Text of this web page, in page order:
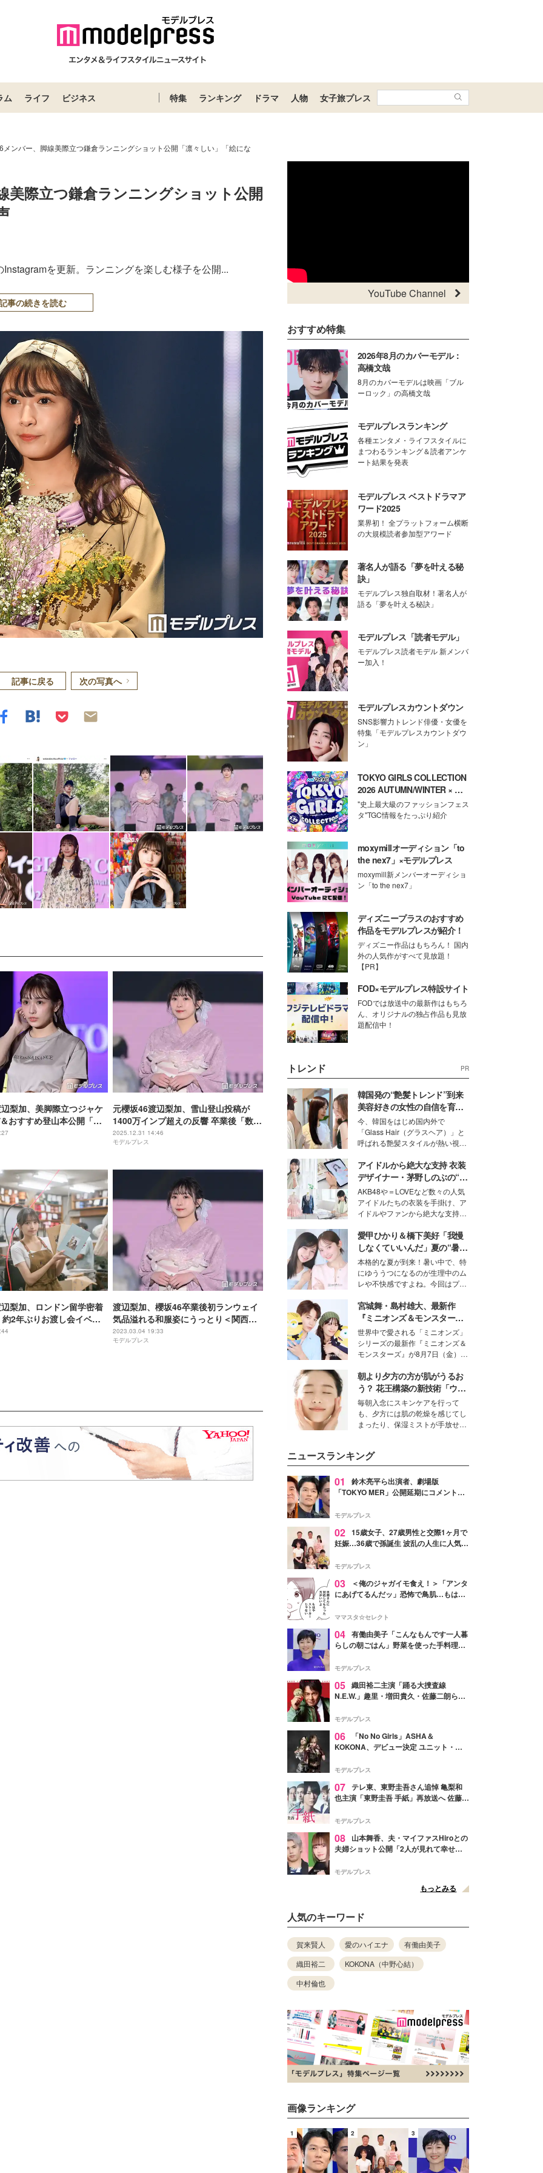
ム ライフ ビジネス 特集 ランキング ドラマ 人物 女子旅プレス
メンバー、脚線美際立つ鎌倉ランニングショット公開「凛々しい」「絵にな
美際立つ鎌倉ランニングショット公開
を更新。ランニングを楽しむ様子を公開...
事の続きを読む
記事に戻る 次の写真へ
梨加、美脚際立つジャケ
おすすめ登山本公開「才
美女」「横顔に見惚れ
元櫻坂46渡辺梨加、雪山登山投稿が
1400万インプ超えの反響 卒業後「数年
間考えていた」思いも話題に
2025.12.31 14:46
モデルプレス
梨加、ロンドン留学密着
2年ぶりお渡し会イベン
LOVELY DAYS IN
渡辺梨加、櫻坂46卒業後初ランウェイ
気品溢れる和服姿にうっとり＜関西コ
レクション 2023 S／S＞
2023.03.04 19:33
モデルプレス
YouTube Channel
おすすめ特集
2026年8月のカバーモデル：
高橋文哉
8月のカバーモデルは映画「ブル
ーロック」の高橋文哉
モデルプレスランキング
各種エンタメ・ライフスタイルに
まつわるランキング＆読者アンケ
ート結果を発表
モデルプレス ベストドラマア
ワード2025
業界初！ 全プラットフォーム横断
の大規模読者参加型アワード
著名人が語る「夢を叶える秘
訣」
モデルプレス独自取材！著名人が
語る「夢を叶える秘訣」
モデルプレス「読者モデル」
モデルプレス読者モデル 新メンバ
ー加入！
モデルプレスカウントダウン
SNS影響力トレンド俳優・女優を
特集「モデルプレスカウントダウ
ン」
TOKYO GIRLS COLLECTION
2026 AUTUMN/WINTER × モ
デルプレス
"史上最大級のファッションフェス
タ"TGC情報をたっぷり紹介
moxymillオーディション「to
the nex7」×モデルプレス
moxymill新メンバーオーディショ
ン「to the nex7」
ディズニープラスのおすすめ
作品をモデルプレスが紹介！
ディズニー作品はもちろん！ 国内
外の人気作がすべて見放題！
【PR】
FOD×モデルプレス特設サイト
FODでは放送中の最新作はもちろ
ん、オリジナルの独占作品も見放
題配信中！
トレンド PR
韓国発の“艶髪トレンド”到来
美容好きの女性の自信を育む
「ヘアケア事情」って？
今、韓国をはじめ国内外で
「Glass Hair（グラスヘア）」と
呼ばれる艶髪スタイルが熱い視線
ションの完成度を高めるベースと
して、“髪そのものの美しさ”に改
めて注目する人が増えている様
子。今回は、そんな憧れの艶やか
な髪を日常で叶える、美容好きの
女性たちのヘアケア事情を紹介し
ます。
アイドルから絶大な支持 衣装
デザイナー・茅野しのぶの“可
愛い”を作る美学＜「シチズン
クロスシー」インタビュー＞
AKB48や＝LOVEなど数々の人気
アイドルたちの衣装を手掛け、ア
イドルやファンから絶大な支持を
取締役兼クリエイティブディレク
ター・茅野しのぶ。一人ひとりの
個性に寄り添い、魅力を引き出す
衣装作りは、多くの女性たちに勇
気と自信を与え続けている。
愛甲ひかり＆橋下美好「我慢
しなくていいんだ」夏の“暑さ
対策”の新しい選択肢とは？
本格的な夏が到来！暑い中で、特
にゆううつになるのが生理中のム
レや不快感ですよね。今回はプラ
モデル・愛甲ひかりさんと橋下美
好さんを迎えて本音で女子会トー
ク。猛暑のお出かけを快適に過ご
すヒントや、2人が感動した夏の
生理の新常識にも迫りました。
宮城舞・島村雄大、最新作
『ミニオンズ＆モンスター
ズ』の魅力熱弁 ハチャメチャ
だけじゃない“友情と絆”に感
動
世界中で愛される「ミニオンズ」
シリーズの最新作『ミニオンズ＆
モンスターズ』が8月7日（金）に
ニオン好き”という共通点を持つモ
デルの宮城舞と島村雄大の特別対
談をお届け！それぞれの視点か
ら、今作ならではの魅力や予想外
の感動をもたらす奥深いストーリ
ーについて熱く語り合ってもらっ
朝より夕方の方が肌がうるお
う？ 花王構築の新技術「ウォ
ーターキャプチャリングスキ
ン（捕水肌）」がスキンケア
の常識を変える予感
毎朝入念にスキンケアを行って
も、夕方には肌の乾燥を感じてし
まったり、保湿ミストが手放せな
性を秘めた、革新的な「Water
Capturing Skin（ウォーターキャ
プチャリングスキン：捕水肌）」
技術を、花王が構築した。
ニュースランキング
01
鈴木亮平ら出演者、劇場版
「TOKYO MER」公開延期にコメント
最大の敬意とエールを」
モデルプレス
02 15歳女子、27歳男性と交際1ヶ月で
妊娠…36歳で孫誕生 波乱の人生に人気タ
よ！」
モデルプレス
03
＜俺のジャガイモ食え！＞「アンタ
にあげてるんだッ」恐怖で鳥肌…もはや
ママスタ☆セレクト
04 有働由美子「こんなもんです一人暮
らしの朝ごはん」野菜を使った手料理公
そう」と反響
モデルプレス
05 織田裕二主演「踊る大捜査線
N.E.W.」趣里・増田貴久・佐藤二朗ら新
徴する“謎のキーワード”も
モデルプレス
06
「No No Girls」ASHA＆
KOKONA、デビュー決定 ユニット・
リリースへ
モデルプレス
07 テレ東、東野圭吾さん追悼 亀梨和
也主演「東野圭吾 手紙」再放送へ 佐藤隆
モデルプレス
08
山本舞香、夫・マイファスHiroとの
夫婦ショット公開「2人が見れて幸せ」
モデルプレス
もっとみる
人気のキーワード
賀来賢人 愛のハイエナ
有働由美子
織田裕二
KOKONA（中野心結）
中村倫也
画像ランキング
1 2 3